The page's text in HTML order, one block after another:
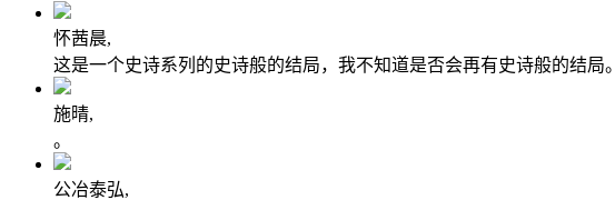
怀茜晨,
这是一个史诗系列的史诗般的结局，我不知道是否会再有史诗般的结局。
施晴,
。
公冶泰弘,